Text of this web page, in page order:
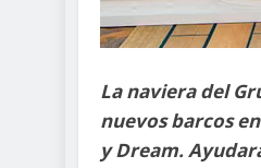
La naviera del
nuevos barcos
y Dream.